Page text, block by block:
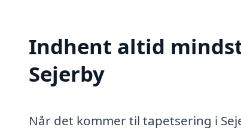
Indhent altid
Sejerby
Når det kommer til tapetsering i